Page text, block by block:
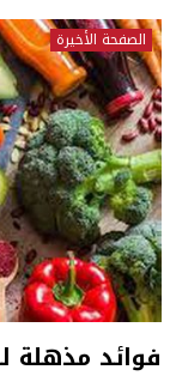
الصفحة الأخيرة
فوائد مذهلة